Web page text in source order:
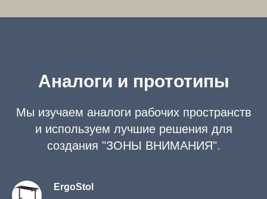
Аналоги и прототипы
Мы изучаем аналоги рабочих пространств
и используем лучшие решения для
создания "ЗОНЫ ВНИМАНИЯ".
ErgoStol